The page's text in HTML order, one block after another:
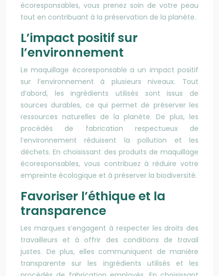
écoresponsables, vous prenez soin de votre peau
tout en contribuant à la préservation de la planète.
L’impact positif sur
l’environnement
Le maquillage écoresponsable a un impact positif
sur l’environnement à plusieurs niveaux. Tout
d’abord, les ingrédients utilisés sont issus de
sources durables, ce qui permet de préserver les
ressources naturelles de la planète. De plus, les
procédés de fabrication respectueux de
l’environnement réduisent la pollution et les
déchets. En choisissant des produits de maquillage
écoresponsables, vous contribuez à réduire votre
empreinte écologique et à préserver la biodiversité.
Favoriser l’éthique et la
transparence
Les marques s’engagent à respecter les droits des
travailleurs et à offrir des conditions de travail
justes. De plus, elles communiquent de manière
transparente sur les ingrédients utilisés et les